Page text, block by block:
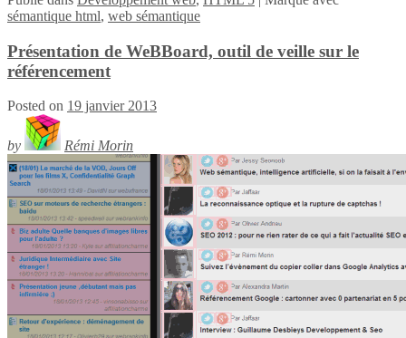
sémantique html, web sémantique
Présentation de WeBBoard, outil de veille sur le
référencement
Posted on 19 janvier 2013
by Rémi Morin